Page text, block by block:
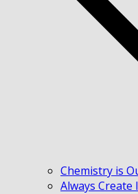
Chemistry is
Always